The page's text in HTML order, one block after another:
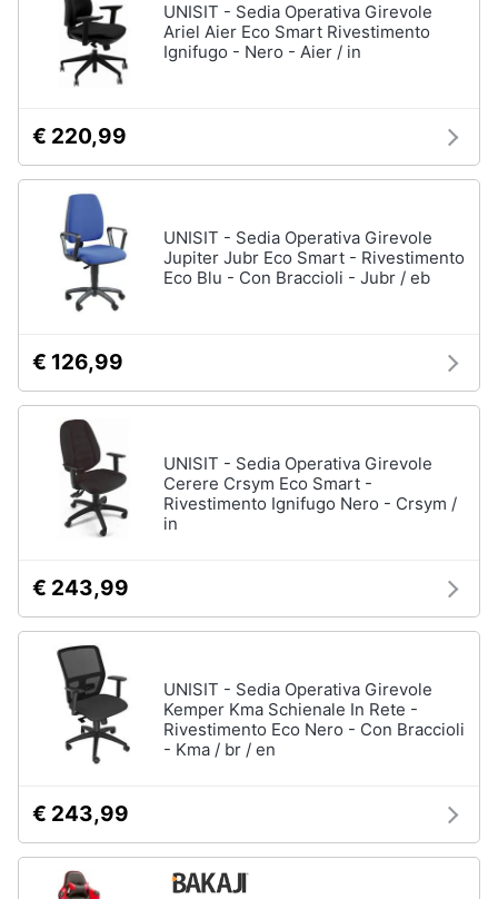
UNISIT - Sedia Operativa Girevole
Ariel Aier Eco Smart Rivestimento
Ignifugo - Nero - Aier / in
€ 220,99
UNISIT - Sedia Operativa Girevole
Jupiter Jubr Eco Smart - Rivestimento
Eco Blu - Con Braccioli - Jubr / eb
€ 126,99
UNISIT - Sedia Operativa Girevole
Cerere Crsym Eco Smart -
Rivestimento Ignifugo Nero - Crsym /
in
€ 243,99
UNISIT - Sedia Operativa Girevole
Kemper Kma Schienale In Rete -
Rivestimento Eco Nero - Con Braccioli
- Kma / br / en
€ 243,99